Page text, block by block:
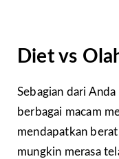
Diet vs
Sebagian dari
berbagai macam
mendapatkan
mungkin merasa